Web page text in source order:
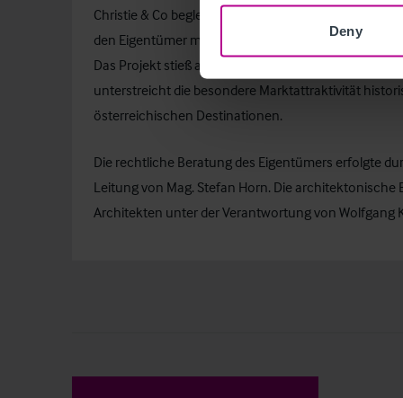
Deny
Christie & Co begleitete den Prozess im Rahmen
den Eigentümer mit hotelimmobilienwirtschaftlicher
Das Projekt stieß auf großes Interesse bei
unterstreicht die besondere Marktattraktivität
österreichischen Destinationen.
Die rechtliche Beratung des Eigentümers erfolgte
Leitung von Mag. Stefan Horn. Die
Architekten unter der Verantwortung von Wolfgang